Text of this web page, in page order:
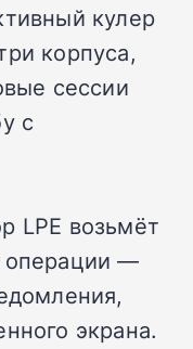
кулер
корпуса,
сессии
с
LPE возьмёт
операции —
экрана.